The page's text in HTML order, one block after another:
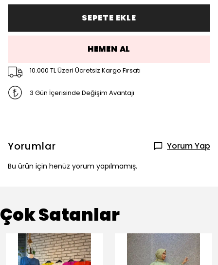
SEPETE EKLE
HEMEN AL
10.000 TL Üzeri Ücretsiz Kargo Fırsatı
3 Gün İçerisinde Değişim Avantajı
Yorumlar Yorum Yap
Bu ürün için henüz yorum yapılmamış.
Çok Satanlar